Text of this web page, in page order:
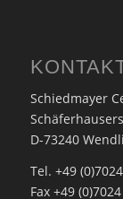
Schiedmayer
D-73240
Tel. +49
Fax +49